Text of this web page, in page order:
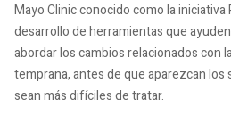
Mayo Clinic conocido como la
desarrollo de herramientas que
abordar los cambios relacionados con
temprana, antes de que aparezcan los
sean más difíciles de tratar.